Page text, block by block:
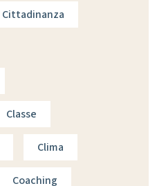
Cittadinanza
Classe
Clima
Coaching